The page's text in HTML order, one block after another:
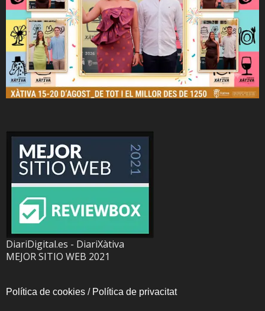
DiariDigital.es - DiariXàtiva
MEJOR SITIO WEB 2021
Política de cookies / Política de privacitat